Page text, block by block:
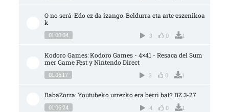
O no será-Edo ez da izango: Beldurra eta arte eszenikoa
k
01:00:04 3 0 1
Kodoro Games: Kodoro Games - 4×41 - Resaca del Sum
mer Game Fest y Nintendo Direct
01:06:17 3 0 1
BabaZorra: Youtubeko urrezko era berri bat? BZ 3-27
01:06:24 4 0 1